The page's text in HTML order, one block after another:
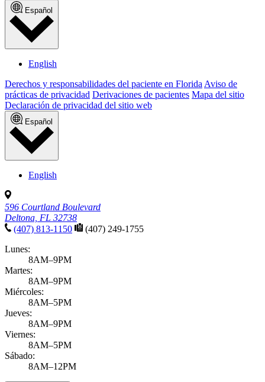
Español
English
Derechos y responsabilidades del paciente en Florida Aviso de
prácticas de privacidad Derivaciones de pacientes Mapa del sitio
Declaración de privacidad del sitio web
Español
English
596 Courtland Boulevard
Deltona, FL 32738
(407) 813-1150
(407) 249-1755
Lunes:
8AM–9PM
Martes:
8AM–9PM
Miércoles:
8AM–5PM
Jueves:
8AM–9PM
Viernes:
8AM–5PM
Sábado:
8AM–12PM